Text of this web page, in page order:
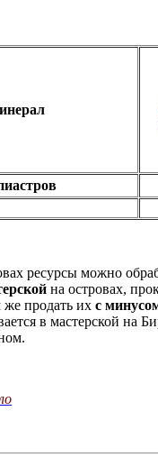
ресурсы можно
на островах,
же продать их с
в мастерской на